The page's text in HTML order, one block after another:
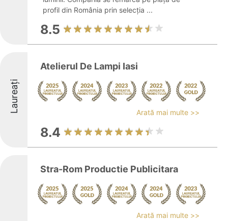
profil din România prin selecția ...
8.5
Laureați
Atelierul De Lampi Iasi
Arată mai multe >>
8.4
Stra-Rom Productie Publicitara
Arată mai multe >>